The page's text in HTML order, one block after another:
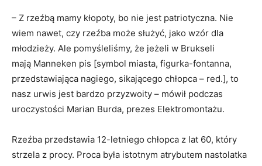
– Z rzeźbą mamy kłopoty, bo nie jest patriotyczna. Nie
wiem nawet, czy rzeźba może służyć, jako wzór dla
młodzieży. Ale pomyśleliśmy, że jeżeli w Brukseli
mają Manneken pis [symbol miasta, figurka-fontanna,
przedstawiająca nagiego, sikającego chłopca – red.], to
nasz urwis jest bardzo przyzwoity – mówił podczas
uroczystości Marian Burda, prezes Elektromontażu.
Rzeźba przedstawia 12-letniego chłopca z lat 60, który
strzela z procy. Proca była istotnym atrybutem nastolatka